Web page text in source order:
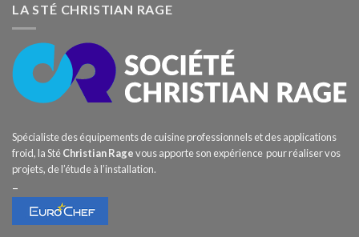
LA STÉ CHRISTIAN RAGE
Spécialiste des équipements de cuisine professionnels et des applications
froid, la StéChristian Ragevous apporte son expérience pour réaliser vos
projets, de l’étude à l’installation.
–